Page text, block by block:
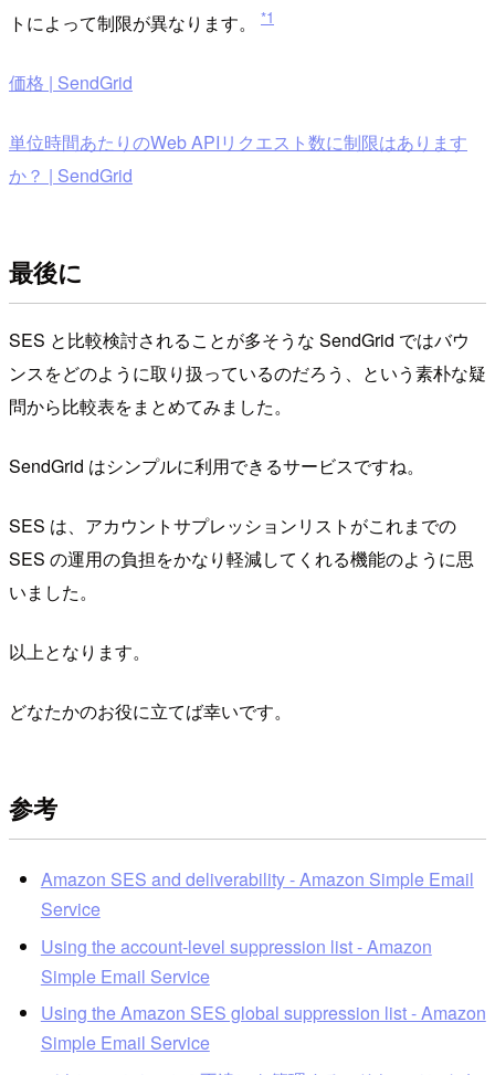
トによって制限が異なります。 *1
価格 | SendGrid
単位時間あたりのWeb APIリクエスト数に制限はあります
か？ | SendGrid
最後に
SES と比較検討されることが多そうな SendGrid ではバウ
ンスをどのように取り扱っているのだろう、という素朴な疑
問から比較表をまとめてみました。
SendGrid はシンプルに利用できるサービスですね。
SES は、アカウントサプレッションリストがこれまでの
SES の運用の負担をかなり軽減してくれる機能のように思
いました。
以上となります。
どなたかのお役に立てば幸いです。
参考
Amazon SES and deliverability - Amazon Simple Email
Service
Using the account-level suppression list - Amazon
Simple Email Service
Using the Amazon SES global suppression list - Amazon
Simple Email Service